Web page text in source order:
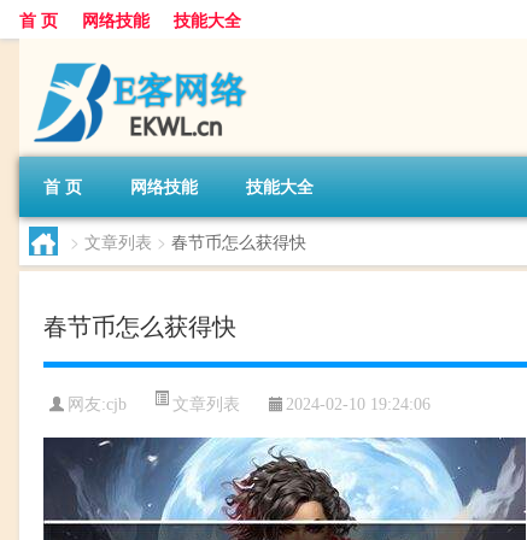
首 页 网络技能 技能大全
首 页 网络技能 技能大全
> 文章列表 > 春节币怎么获得快
春节币怎么获得快
网友:cjb 文章列表 2024-02-10 19:24:06